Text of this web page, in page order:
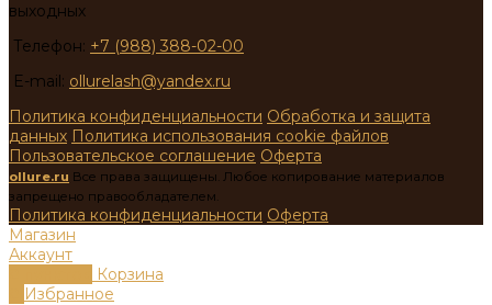
выходных
Телефон: +7 (988) 388-02-00
E-mail: ollurelash@yandex.ru
Политика конфиденциальности Обработка и защита
данных Политика использования cookie файлов
Пользовательское соглашение Оферта
ollure.ru Все права защищены. Любое копирование материалов
запрещено правообладателем.
Политика конфиденциальности Оферта
Магазин
Аккаунт
Корзина
Избранное